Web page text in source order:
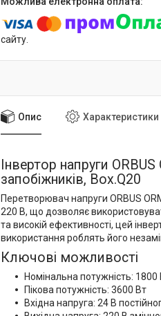
сайту.
Опис Характеристики
Інвертор напруги
запобіжників, Box.Q20
Перетворювач напруги ORBUS
220 В, що дозволяє
та високій ефективності, цей
використання роблять його
Ключові можливості
Номінальна потужність: 1800
Пікова потужність: 3600 Вт
Вхідна напруга: 24 В